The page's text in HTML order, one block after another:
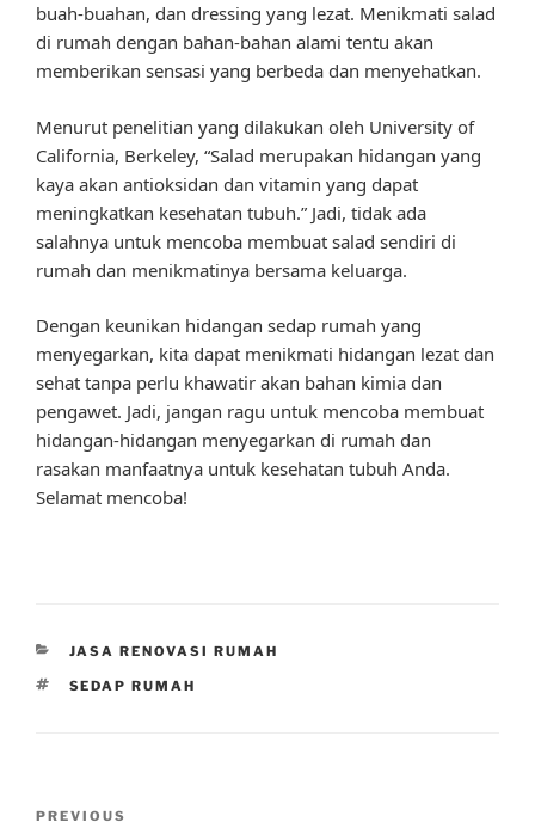
buah-buahan, dan dressing yang lezat. Menikmati salad
di rumah dengan bahan-bahan alami tentu akan
memberikan sensasi yang berbeda dan menyehatkan.
Menurut penelitian yang dilakukan oleh University of
California, Berkeley, “Salad merupakan hidangan yang
kaya akan antioksidan dan vitamin yang dapat
meningkatkan kesehatan tubuh.” Jadi, tidak ada
salahnya untuk mencoba membuat salad sendiri di
rumah dan menikmatinya bersama keluarga.
Dengan keunikan hidangan sedap rumah yang
menyegarkan, kita dapat menikmati hidangan lezat dan
sehat tanpa perlu khawatir akan bahan kimia dan
pengawet. Jadi, jangan ragu untuk mencoba membuat
hidangan-hidangan menyegarkan di rumah dan
rasakan manfaatnya untuk kesehatan tubuh Anda.
Selamat mencoba!
CATEGORIES
JASA RENOVASI RUMAH
TAGS
SEDAP RUMAH
Previous
PREVIOUS